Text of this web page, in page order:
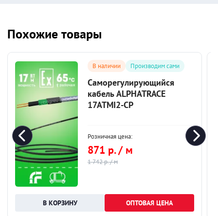
Похожие товары
В наличии Производим сами
Саморегулирующийся
кабель ALPHATRACE
17ATMI2-CP
Розничная цена:
871 р. / м
1 742 р. / м
ОПТОВАЯ ЦЕНА